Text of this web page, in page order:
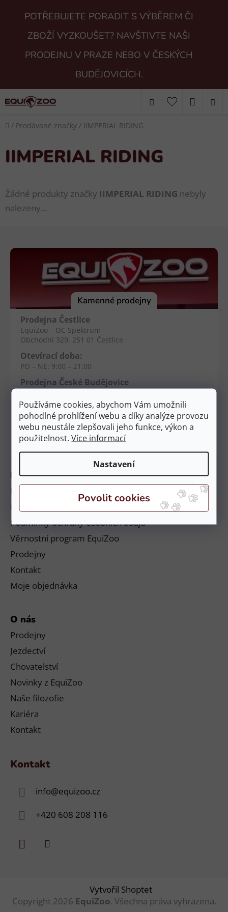
Používáme cookies, abychom Vám umožnili
pohodlné prohlížení webu a díky analýze provozu
webu neustále zlepšovali jeho funkce, výkon a
použitelnost.Více informací
Nastavení
POTŘEBUJETE PORADIT S VÝBĚREM ČI
ZBOŽÍ VYZKOUŠET? NAVŠTIVTE NAŠI
PRODEJNU V PRAZE NEBO V ČESKÝCH
BUDĚJOVICÍCH.
Hledat
Domů
/ Prodávané značky / IIMPERIAL RIDING
IIMPERIAL RIDING
Žádné produkty značky IIMPERIAL RIDING nebyly
nalezeny...
Informace
Obchodní podmínky a reklamační řád
Podmínky ochrany osobních údajů
Věrnostní program EquiZoo
Prodejny
Kontakt
Moje objednávka
O nás
Prodejny
Jezdectví
Chovatelství
Novinky z EquiZoo
Naše filozofie
Kariéra
Kontakt
Kontakt
info@equizoo.cz
+420 608 208 116
Kamenné prodejny
Prodejna Čestlice
EquiZoo – OC Spektrum
Obchodní 329, 251 01 Čestlice
Otevírací doba:
PO – NE: 9:00 – 21:00
Prodejna České Budějovice
Průběžná 2551, 370 04 Č. Budějovice
Otevírací doba:
PO – NE: 9:00 – 20:00
Vytvořil Shoptet
Copyright 2026 EquiZoo. Všechna práva vyhrazena.